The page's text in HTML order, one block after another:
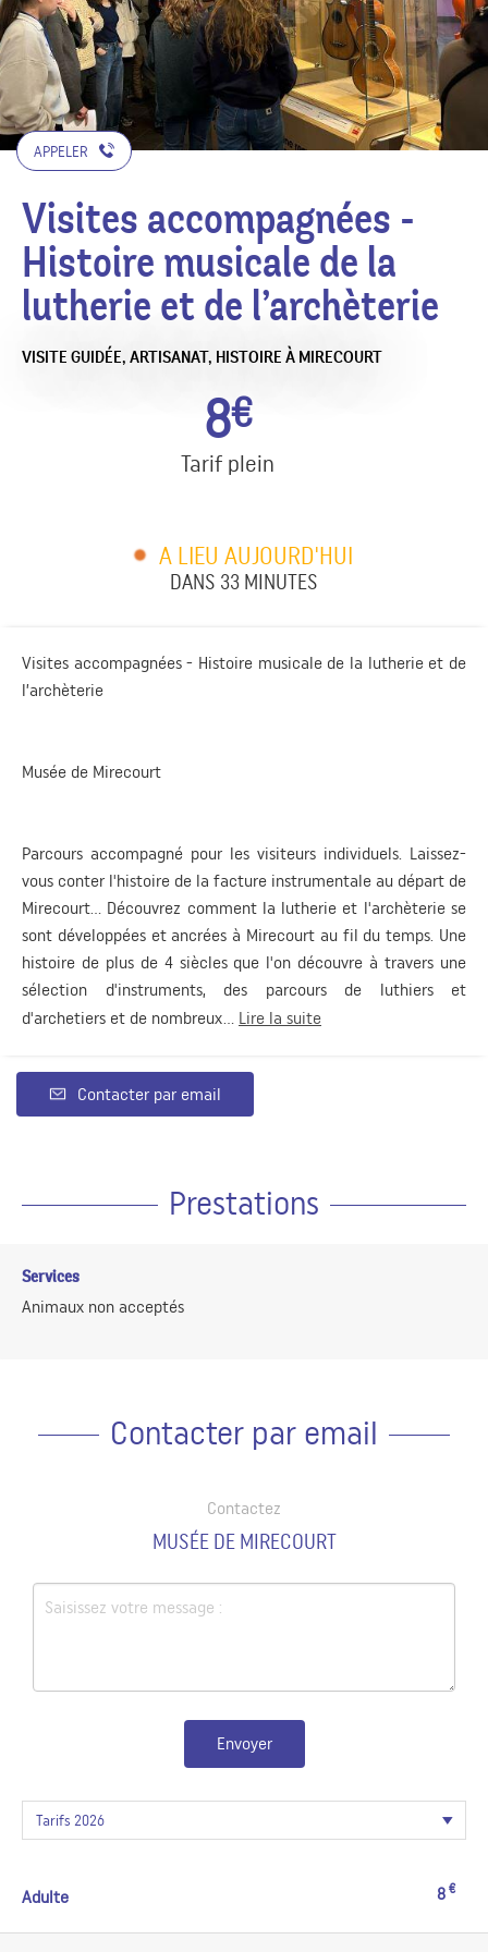
APPELER
Visites accompagnées -
Histoire musicale de la
lutherie et de l’archèterie
VISITE GUIDÉE, ARTISANAT, HISTOIRE À MIRECOURT
8€
Tarif plein
A LIEU AUJOURD'HUI
DANS 33 MINUTES
Visites accompagnées - Histoire musicale de la lutherie et de
l’archèterie
Musée de Mirecourt
Parcours accompagné pour les visiteurs individuels. Laissez-
vous conter l'histoire de la facture instrumentale au départ de
Mirecourt… Découvrez comment la lutherie et l'archèterie se
sont développées et ancrées à Mirecourt au fil du temps. Une
histoire de plus de 4 siècles que l'on découvre à travers une
sélection d'instruments, des parcours de luthiers et
d'archetiers et de nombreux... Lire la suite
Contacter par email
Prestations
Services
Animaux non acceptés
Contacter par email
Contactez
MUSÉE DE MIRECOURT
Envoyer
Adulte 8 €